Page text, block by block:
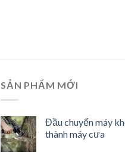
SẢN PHẨM MỚI
Đầu chuyển máy
thành máy cưa